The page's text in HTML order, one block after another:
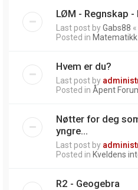
LØM - Regnskap -
Last post byGabs88 «
Posted in
Hvem er du?
Last post by
Posted in Åpent
Nøtter for deg
yngre...
Last post by
Posted in Kveldens
R2 - Geogebra